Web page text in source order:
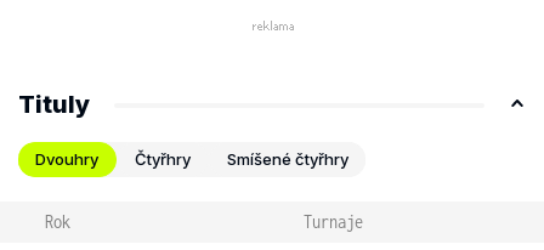
Tituly
Dvouhry Čtyřhry Smíšené čtyřhry
Rok Turnaje